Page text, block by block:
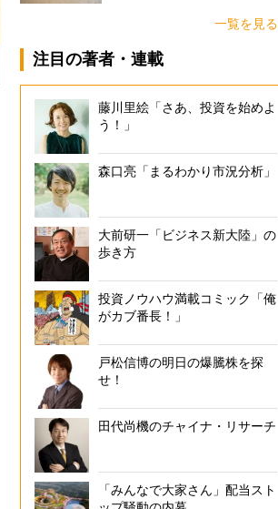
一覧を見る
注目の著者・連載
藤川里絵「さあ、投資を始めよ
う！」
森口亮「まるわかり市況分析」
大前研一「ビジネス新大陸」の
歩き方
投資ノウハウ満載コミック「俺
がカブ番長！」
戸松信博の明日の爆騰株を探
せ！
田代尚機のチャイナ・リサーチ
「みんなで大家さん」配当スト